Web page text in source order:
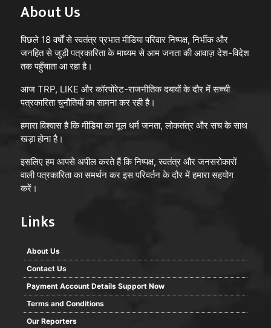
About Us
पिछले 18 वर्षों से स्वतंत्र प्रभात मीडिया परिवार निष्पक्ष, निर्भीक और
जनहित से जुड़ी पत्रकारिता के माध्यम से आम जनता की आवाज़ देश-विदेश
तक पहुँचाता आ रहा है।
आज TRP, LIKE और कॉरपोरेट-राजनीतिक दबावों के दौर में सच्ची
पत्रकारिता चुनौतियों का सामना कर रही है।
हमारा विश्वास है कि मीडिया का मूल धर्म जनता, लोकतंत्र और सच के साथ
खड़ा होना है।
इसलिए हम आपसे अपील करते हैं कि निष्पक्ष, स्वतंत्र और जनसरोकारों
वाली पत्रकारिता का समर्थन कर इस परिवर्तन के दौर में हमारा सहयोग
करें।
Links
About Us
Contact Us
Payment Account Details Support Now
Terms and Conditions
Our Reporters